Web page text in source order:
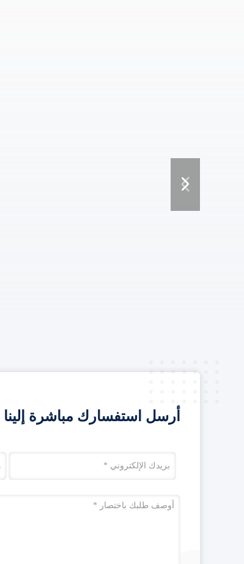
أرسل استفسارك مباشرة إلينا